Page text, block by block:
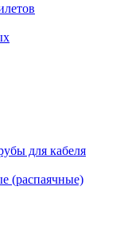
для кабеля
(распаячные)